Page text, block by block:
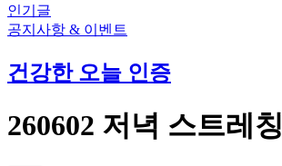
인기글
공지사항 & 이벤트
건강한 오늘 인증
260602 저녁 스트레칭